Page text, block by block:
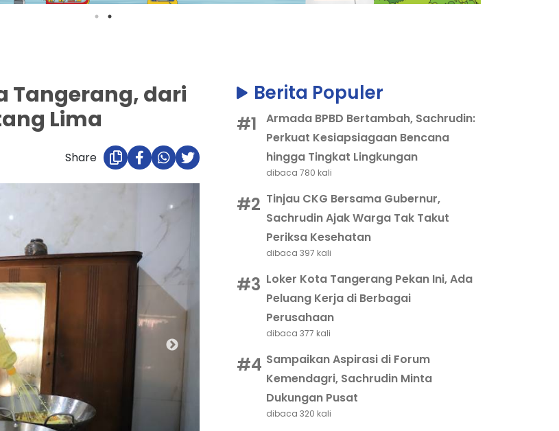
Tangerang, dari
Lima
Share
Berita Populer
#1
Armada BPBD Bertambah, Sachrudin:
Perkuat Kesiapsiagaan Bencana
hingga Tingkat Lingkungan
dibaca 780 kali
#2 Tinjau CKG Bersama Gubernur,
Sachrudin Ajak Warga Tak Takut
Periksa Kesehatan
dibaca 397 kali
#3 Loker Kota Tangerang Pekan Ini, Ada
Peluang Kerja di Berbagai
Perusahaan
dibaca 377 kali
#4 Sampaikan Aspirasi di Forum
Kemendagri, Sachrudin Minta
Dukungan Pusat
dibaca 320 kali